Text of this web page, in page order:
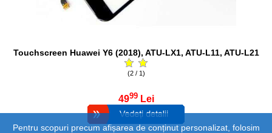
Touchscreen Huawei Y6 (2018), ATU-LX1, ATU-L11, ATU-L21
(2 / 1)
4999 Lei
Pentru scopuri precum afișarea de conținut personalizat, folosim